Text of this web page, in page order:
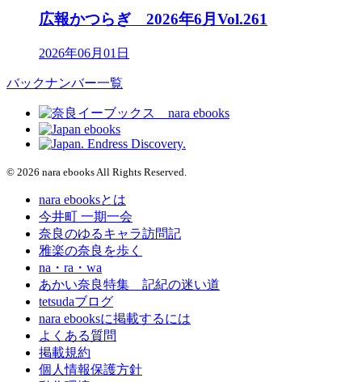
広報かつらぎ 2026年6月Vol.261
2026年06月01日
バックナンバー一覧
© 2026 nara ebooks All Rights Reserved.
nara ebooksとは
今井町 一期一会
奈良のゆるキャラ訪問記
雅楽の奈良を歩く
na・ra・wa
あかい奈良特集 記紀の迷い道
tetsudaブログ
nara ebooksに掲載するには
よくある質問
掲載規約
個人情報保護方針